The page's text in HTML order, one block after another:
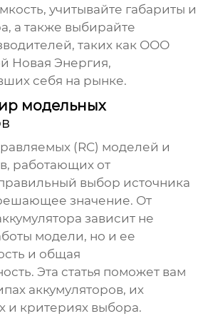
учитывайте габариты и
, а также выбирайте
таких как ООО
Новая Энергия,
себя на рынке.
модельных
(RC) моделей и
работающих от
выбор источника
значение. От
зависит не
модели, но и ее
и общая
Эта статья поможет вам
аккумуляторов, их
и критериях выбора.